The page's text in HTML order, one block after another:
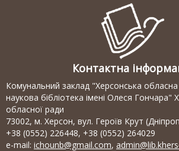
Контактна
Комунальний заклад "Херсонська обласна
наукова бібліотека імені Олеся Гончара"
обласної ради
73002, м. Херсон, вул. Героїв Крут
+38 (0552) 226448, +38 (0552) 264029
e-mail: ichounb@gmail.com,